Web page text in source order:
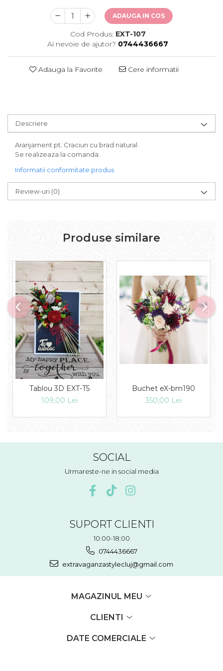
ADAUGA IN COS
Cod Produs: EXT-107
Ai nevoie de ajutor? 0744436667
Adauga la Favorite Cere informatii
Descriere
Aranjament pt. Craciun cu brad natural.
Se realizeaza la comanda.
Informatii conformitate produs
Review-uri (0)
Produse similare
Tablou 3D EXT-T5
109,00 Lei
Buchet eX-bm190
350,00 Lei
SOCIAL
Urmareste-ne in social media
SUPORT CLIENTI
10:00-18:00
0744436667
extravaganzastylecluj@gmail.com
MAGAZINUL MEU
CLIENTI
DATE COMERCIALE